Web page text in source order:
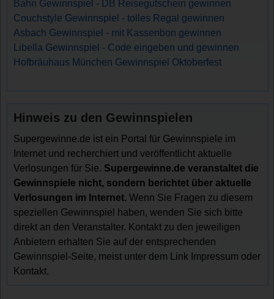
Bahn Gewinnspiel - DB Reisegutschein gewinnen
Couchstyle Gewinnspiel - tolles Regal gewinnen
Asbach Gewinnspiel - mit Kassenbon gewinnen
Libella Gewinnspiel - Code eingeben und gewinnen
Hofbräuhaus München Gewinnspiel Oktoberfest
Hinweis zu den Gewinnspielen
Supergewinne.de ist ein Portal für Gewinnspiele im
Internet und recherchiert und veröffentlicht aktuelle
Verlosungen für Sie. Supergewinne.de veranstaltet die
Gewinnspiele nicht, sondern berichtet über aktuelle
Verlosungen im Internet. Wenn Sie Fragen zu diesem
speziellen Gewinnspiel haben, wenden Sie sich bitte
direkt an den Veranstalter. Kontakt zu den jeweiligen
Anbietern erhalten Sie auf der entsprechenden
Gewinnspiel-Seite, meist unter dem Link Impressum oder
Kontakt.